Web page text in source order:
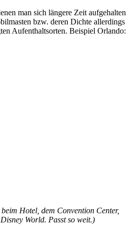
man sich längere Zeit aufgehalten
bzw. deren Dichte allerdings
Aufenthaltsorten. Beispiel Orlando:
Hotel, dem Convention Center,
World. Passt so weit.)